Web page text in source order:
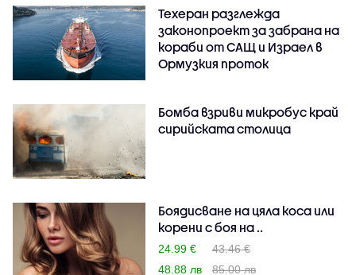
Техеран разглежда
законопроект за забрана на
кораби от САЩ и Израел в
Ормузкия проток
Бомба взриви микробус край
сирийската столица
Боядисване на цяла коса или
корени с боя на ..
24.99 €
43.46 €
48.88 лв
85.00 лв